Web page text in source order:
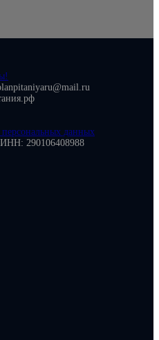
данных
ИНН: 290106408988